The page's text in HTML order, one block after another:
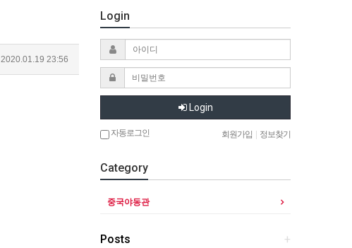
2020.01.19 23:56
Login
Login
자동로그인 회원가입 정보찾기
Category
중국야동관
+
Posts